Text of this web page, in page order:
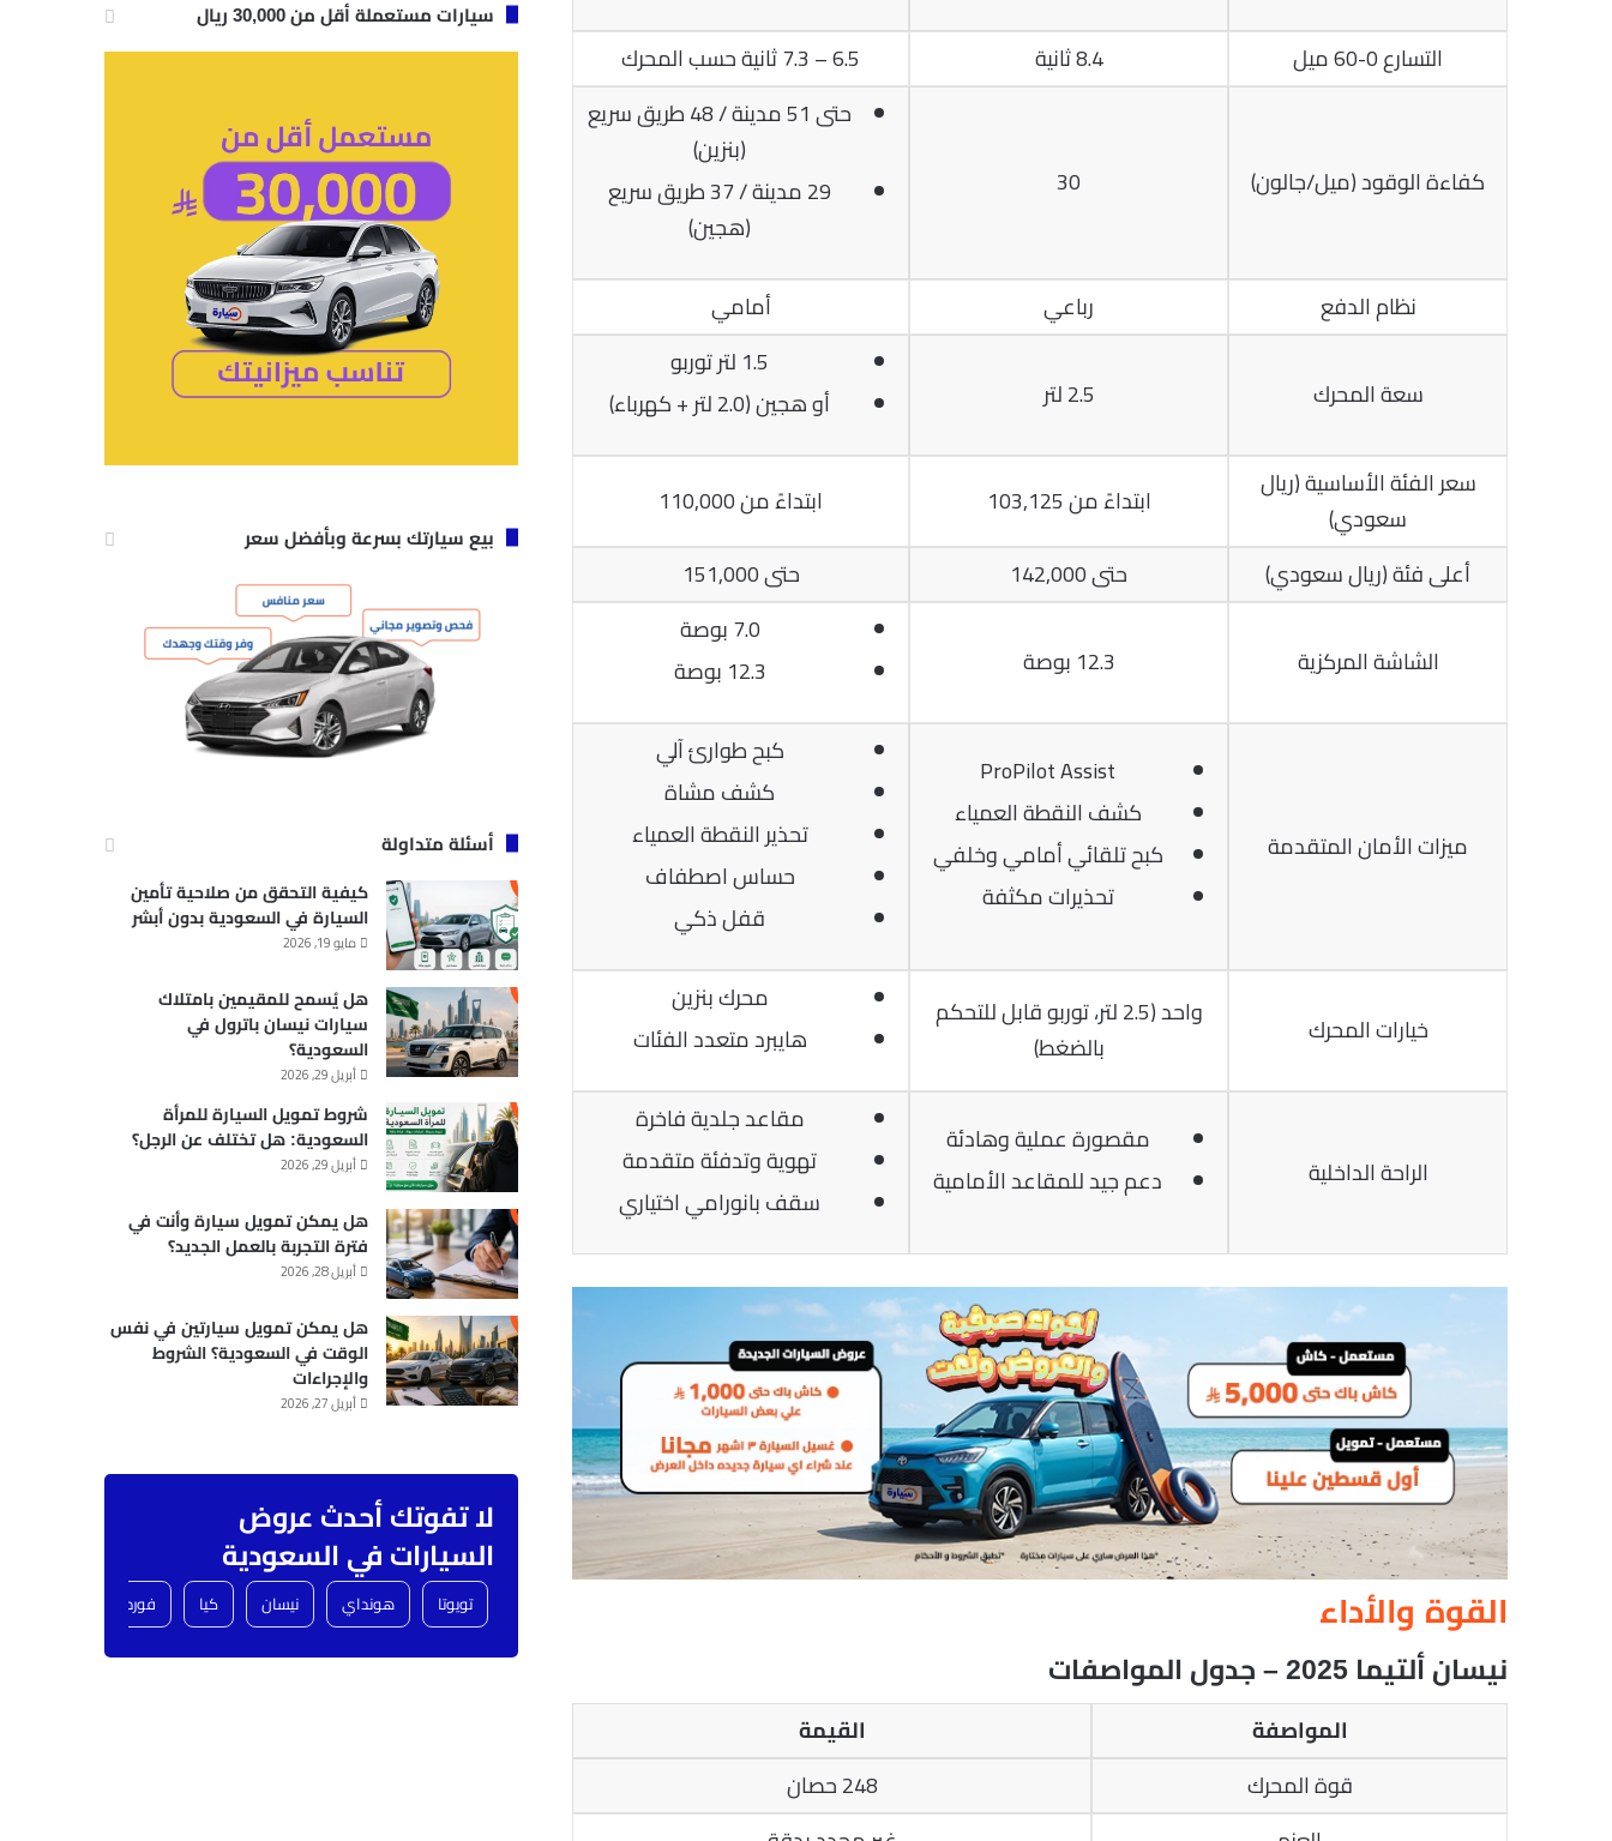
التسارع 0-60 ميل
8.4 ثانية 6.5 – 7.3 ثانية حسب المحرك
كفاءة الوقود (ميل/جالون) 30
حتى 51 مدينة / 48 طريق سريع
(بنزين)
29 مدينة / 37 طريق سريع
(هجين)
نظام الدفع
رباعي أمامي
سعة المحرك 2.5 لتر
1.5 لتر توربو
أو هجين (2.0 لتر + كهرباء)
سعر الفئة الأساسية (ريال
سعودي)
ابتداءً من 103,125
ابتداءً من 110,000
أعلى فئة (ريال سعودي)
حتى 142,000 حتى 151,000
الشاشة المركزية 12.3 بوصة
7.0 بوصة
12.3 بوصة
ميزات الأمان المتقدمة
ProPilot Assist
كشف النقطة العمياء
كبح تلقائي أمامي وخلفي
تحذيرات مكثفة
كبح طوارئ آلي
كشف مشاة
تحذير النقطة العمياء
حساس اصطفاف
قفل ذكي
خيارات المحرك
واحد (2.5 لتر، توربو قابل للتحكم
بالضغط)
محرك بنزين
هايبرد متعدد الفئات
الراحة الداخلية
مقصورة عملية وهادئة
دعم جيد للمقاعد الأمامية
مقاعد جلدية فاخرة
تهوية وتدفئة متقدمة
سقف بانورامي اختياري
القوة والأداء
نيسان ألتيما 2025 – جدول المواصفات
المواصفة القيمة
قوة المحرك
248 حصان
سيارات مستعملة أقل من 30,000 ريال
بيع سيارتك بسرعة وبأفضل سعر
أسئلة متداولة
كيفية التحقق من صلاحية تأمين
السيارة في السعودية بدون أبشر
مايو 19, 2026
هل يُسمح للمقيمين بامتلاك
سيارات نيسان باترول في
السعودية؟
أبريل 29, 2026
شروط تمويل السيارة للمرأة
السعودية: هل تختلف عن الرجل؟
أبريل 29, 2026
هل يمكن تمويل سيارة وأنت في
فترة التجربة بالعمل الجديد؟
أبريل 28, 2026
هل يمكن تمويل سيارتين في نفس
الوقت في السعودية؟ الشروط
والإجراءات
أبريل 27, 2026
لا تفوتك أحدث عروض
السيارات في السعودية
تويوتا هونداي نيسان كيا فورد